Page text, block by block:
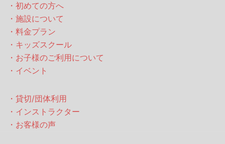
・初めての方へ
・施設について
・料金プラン
・キッズスクール
・お子様のご利用について
・イベント
・貸切/団体利用
・インストラクター
・お客様の声